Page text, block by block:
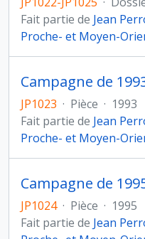
Fait partie de Jean
Proche- et Moyen-
Campagne de
JP1023 · Pièce · 1993
Fait partie de Jean
Proche- et Moyen-
Campagne de
JP1024 · Pièce · 1995
Fait partie de Jean